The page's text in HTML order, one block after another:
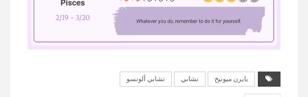
MUTE
بايرن ميونيخ تشابي تشابي ألونسو